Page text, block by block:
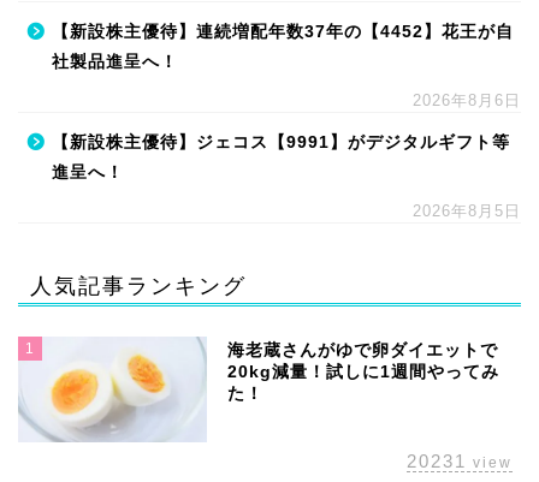
【新設株主優待】連続増配年数37年の【4452】花王が自
社製品進呈へ！
2026年8月6日
【新設株主優待】ジェコス【9991】がデジタルギフト等
進呈へ！
2026年8月5日
人気記事ランキング
1
海老蔵さんがゆで卵ダイエットで
20kg減量！試しに1週間やってみ
た！
20231 view